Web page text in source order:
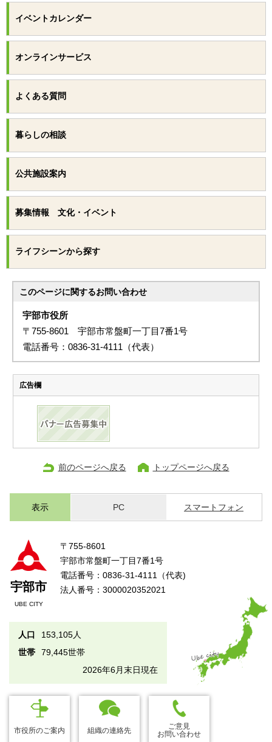
イベントカレンダー
オンラインサービス
よくある質問
暮らしの相談
公共施設案内
募集情報 文化・イベント
ライフシーンから探す
このページに関するお問い合わせ
宇部市役所
〒755-8601 宇部市常盤町一丁目7番1号
電話番号：0836-31-4111（代表）
広告欄
前のページへ戻る トップページへ戻る
表示 PC スマートフォン
宇部市
UBE CITY
〒755-8601
宇部市常盤町一丁目7番1号
電話番号：0836-31-4111（代表)
法人番号：3000020352021
人口
153,105人
世帯
79,445世帯
2026年6月末日現在
市役所のご案内 組織の連絡先
ご意見
お問い合わせ